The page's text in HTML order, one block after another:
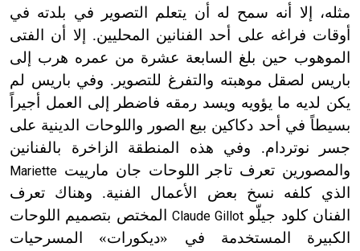
مثله، إلا أنه سمح له أن يتعلم التصوير في بلدته في
أوقات فراغه على أحد الفنانين المحليين. إلا أن الفتى
الموهوب حين بلغ السابعة عشرة من عمره هرب إلى
باريس لصقل موهبته والتفرغ للتصوير. وفي باريس لم
يكن لديه ما يؤويه ويسد رمقه فاضطر إلى العمل أجيراً
بسيطاً في أحد دكاكين بيع الصور واللوحات الدينية على
جسر نوتردام. وفي هذه المنطقة الزاخرة بالفنانين
والمصورين تعرف تاجر اللوحات جان مارييت Mariette
الذي كلفه نسخ بعض الأعمال الفنية. وهناك تعرف
الفنان كلود جيلّو Claude Gillot المختص بتصميم اللوحات
الكبيرة المستخدمة في «ديكورات» المسرحيات